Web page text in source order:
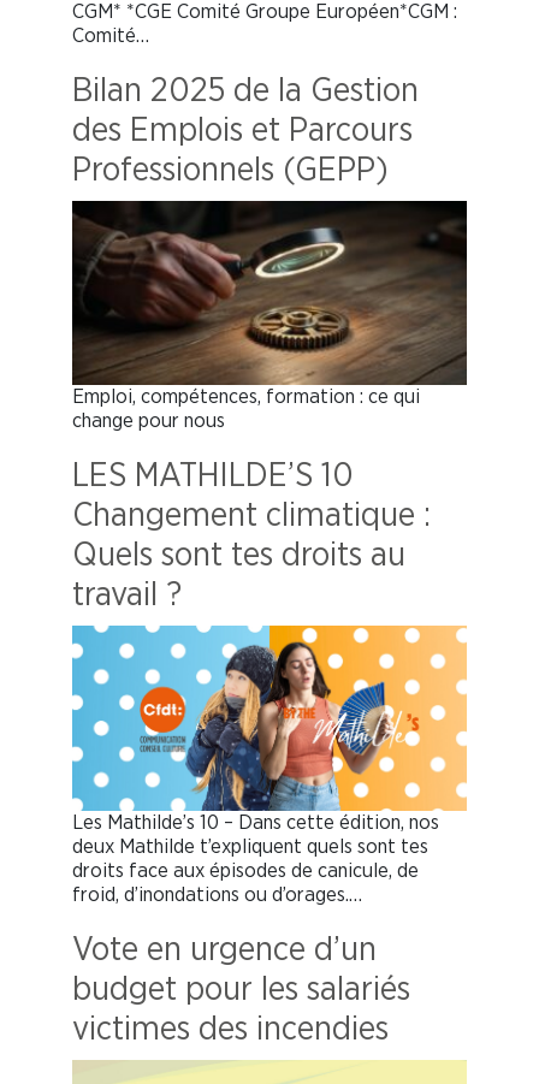
CGM* *CGE Comité Groupe Européen*CGM :
Comité…
Bilan 2025 de la Gestion
des Emplois et Parcours
Professionnels (GEPP)
Emploi, compétences, formation : ce qui
change pour nous
LES MATHILDE’S 10
Changement climatique :
Quels sont tes droits au
travail ?
Les Mathilde’s 10 – Dans cette édition, nos
deux Mathilde t’expliquent quels sont tes
droits face aux épisodes de canicule, de
froid, d’inondations ou d’orages.…
Vote en urgence d’un
budget pour les salariés
victimes des incendies